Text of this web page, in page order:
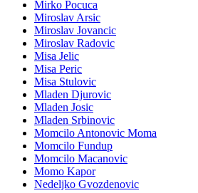
Mirko Pocuca
Miroslav Arsic
Miroslav Jovancic
Miroslav Radovic
Misa Jelic
Misa Peric
Misa Stulovic
Mladen Djurovic
Mladen Josic
Mladen Srbinovic
Momcilo Antonovic Moma
Momcilo Fundup
Momcilo Macanovic
Momo Kapor
Nedeljko Gvozdenovic